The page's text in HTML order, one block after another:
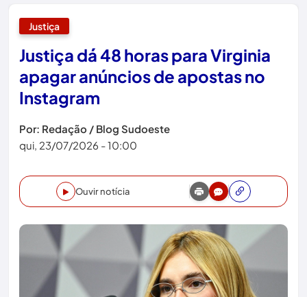
Justiça
Justiça dá 48 horas para Virginia
apagar anúncios de apostas no
Instagram
Por: Redação / Blog Sudoeste
qui, 23/07/2026 - 10:00
Ouvir notícia